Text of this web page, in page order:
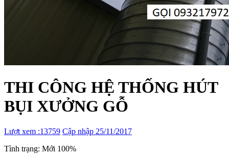
THI CÔNG HỆ THỐNG HÚT
BỤI XƯỞNG GỖ
Lượt xem :13759 Cập nhập 25/11/2017
Tình trạng: Mới 100%